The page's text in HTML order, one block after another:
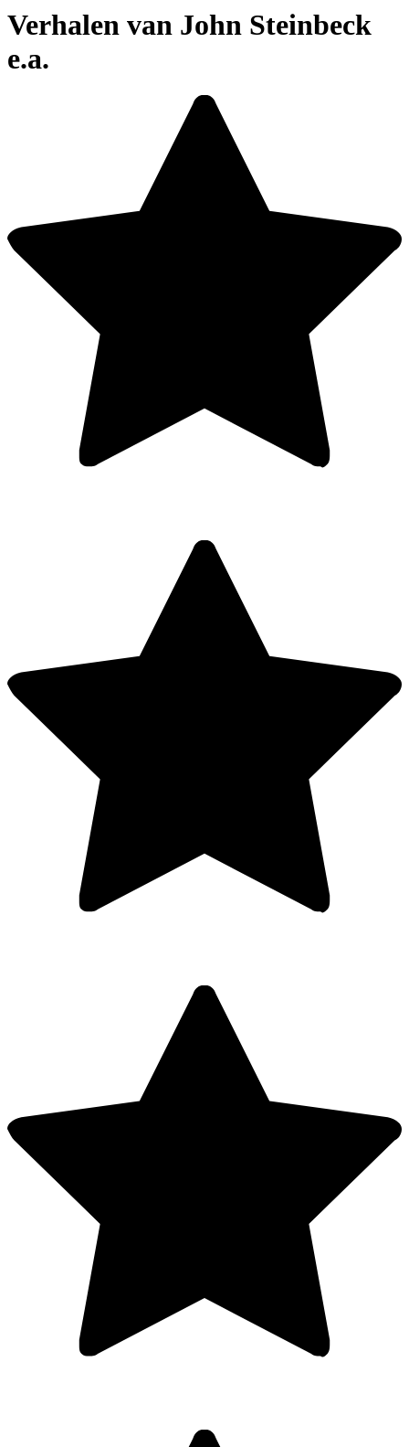
Verhalen van John Steinbeck
e.a.